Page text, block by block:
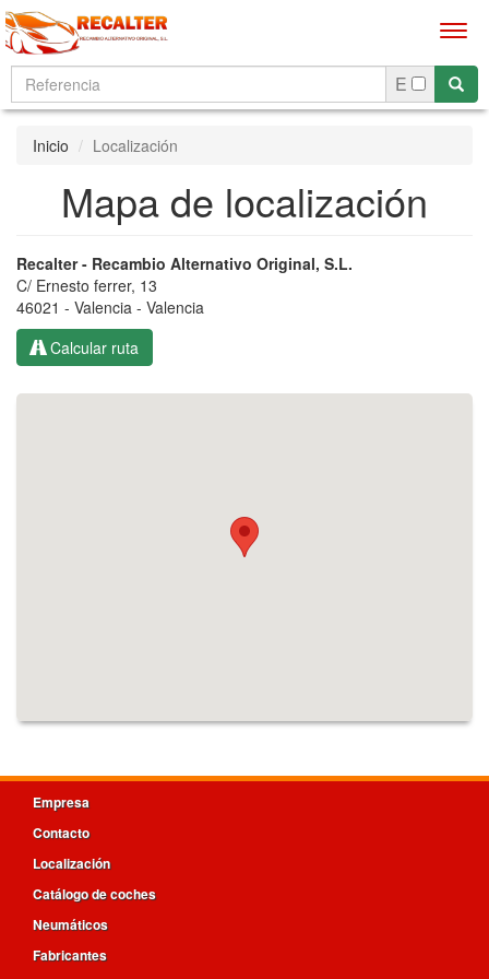
E
Inicio Localización
Mapa de localización
Recalter - Recambio Alternativo Original, S.L.
C/ Ernesto ferrer, 13
46021 - Valencia - Valencia
Calcular ruta
Empresa
Contacto
Localización
Catálogo de coches
Neumáticos
Fabricantes